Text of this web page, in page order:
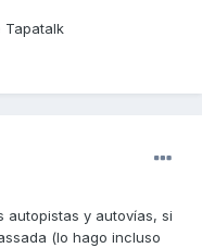
Tapatalk
autopistas y autovías, si
(lo hago incluso